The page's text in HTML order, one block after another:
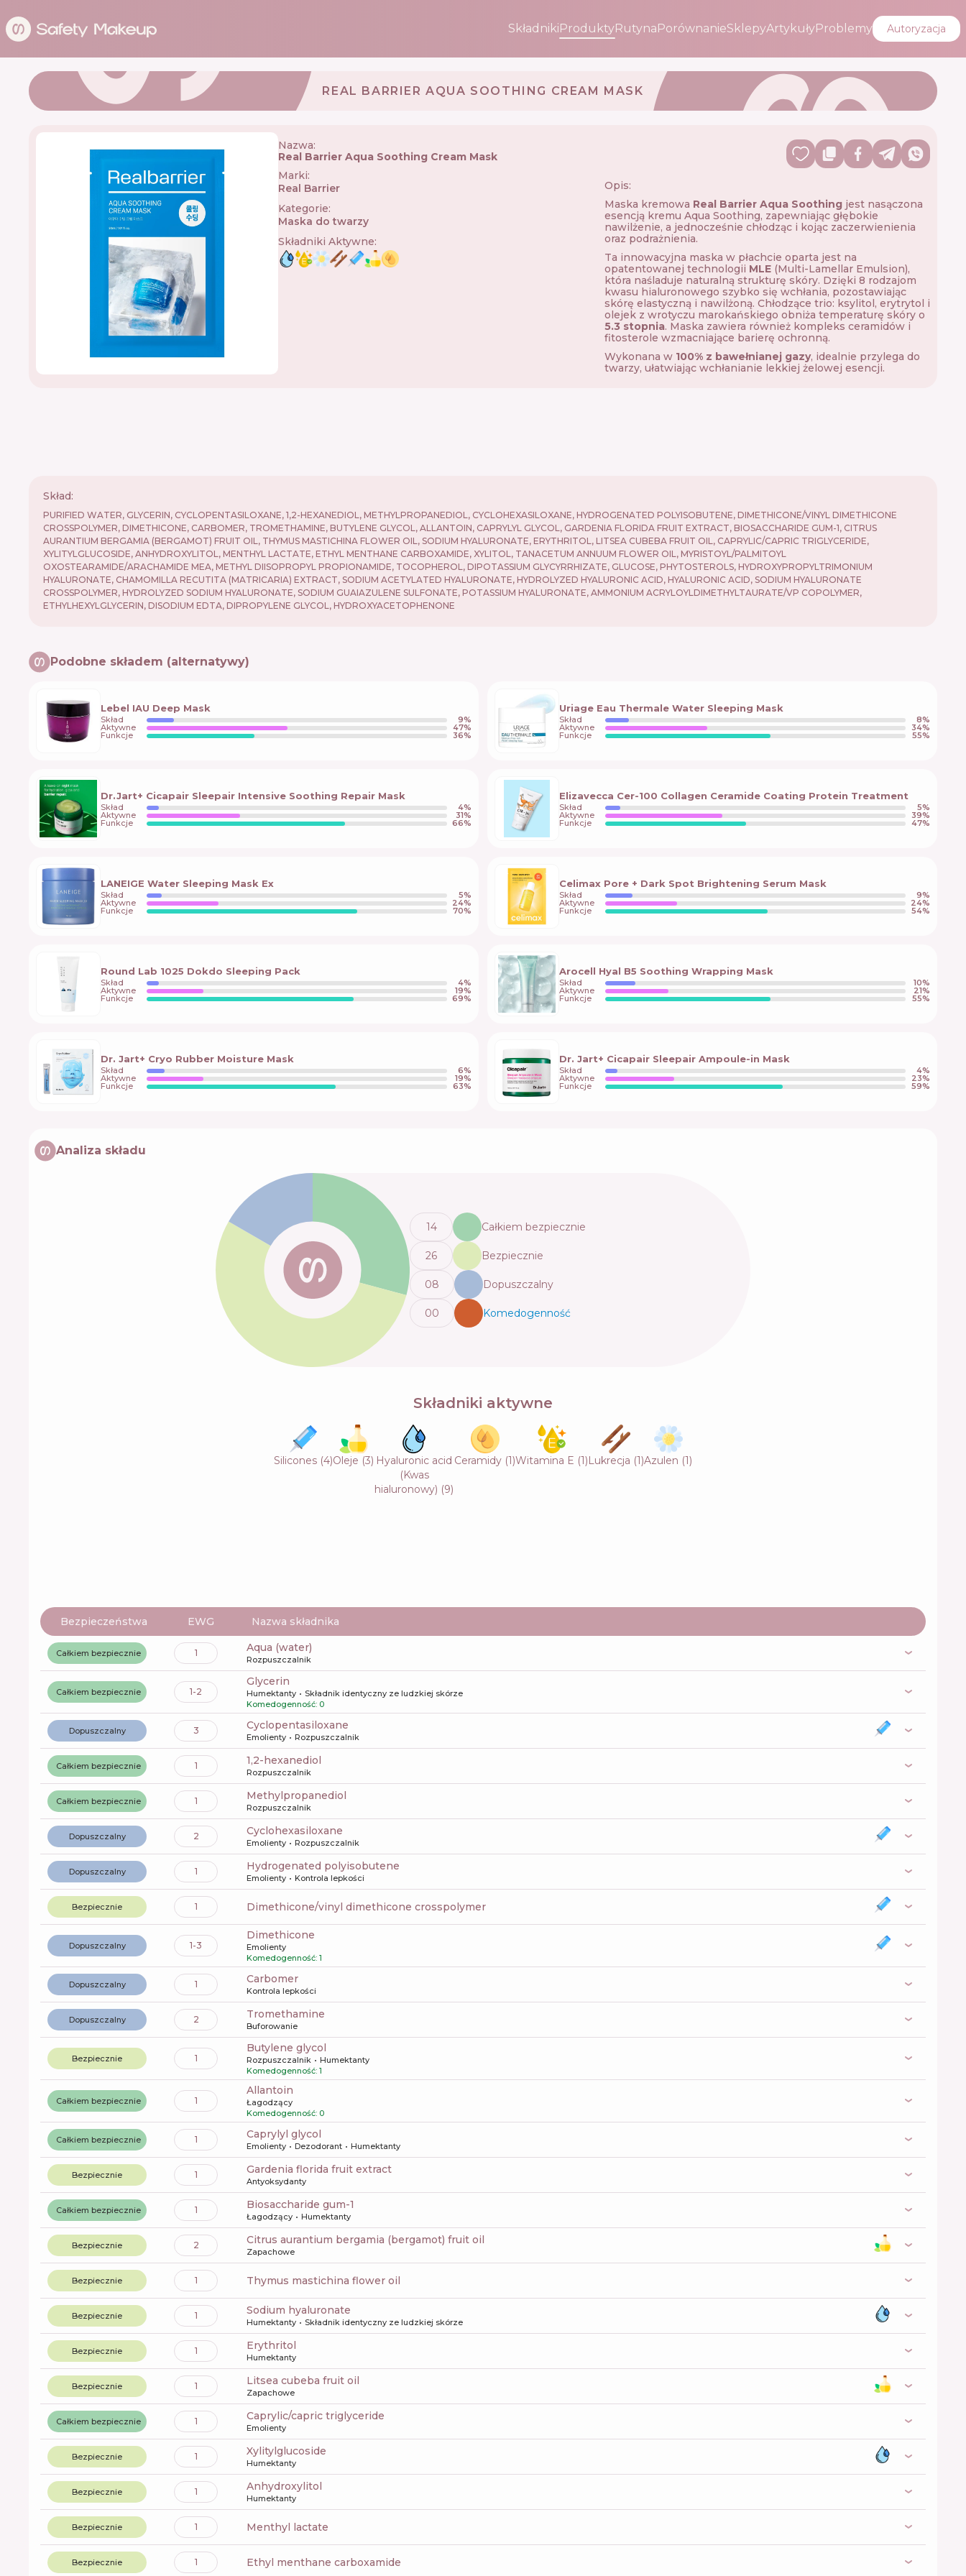
SkładnikiProduktyRutynaPorównanieSklepyArtykułyProblemy Autoryzacja
REAL BARRIER AQUA SOOTHING CREAM MASK
Nazwa:
Real Barrier Aqua Soothing Cream Mask
Marki:
Real Barrier
Kategorie:
Maska do twarzy
Składniki Aktywne:
Opis:
Maska kremowa Real Barrier Aqua Soothingjest nasączona
esencją kremu Aqua Soothing, zapewniając głębokie
nawilżenie, a jednocześnie chłodząc i kojąc zaczerwienienia
oraz podrażnienia.
Ta innowacyjna maska w płachcie oparta jest na
opatentowanej technologii MLE(Multi-Lamellar Emulsion),
która naśladuje naturalną strukturę skóry. Dzięki 8 rodzajom
kwasu hialuronowego szybko się wchłania, pozostawiając
skórę elastyczną i nawilżoną. Chłodzące trio: ksylitol, erytrytol i
olejek z wrotyczu marokańskiego obniża temperaturę skóry o
5.3 stopnia. Maska zawiera również kompleks ceramidów i
fitosterole wzmacniające barierę ochronną.
Wykonana w 100% z bawełnianej gazy, idealnie przylega do
twarzy, ułatwiając wchłanianie lekkiej żelowej esencji.
Skład:
PURIFIED WATER, GLYCERIN, CYCLOPENTASILOXANE, 1,2-HEXANEDIOL, METHYLPROPANEDIOL, CYCLOHEXASILOXANE, HYDROGENATED POLYISOBUTENE, DIMETHICONE/VINYL DIMETHICONE
CROSSPOLYMER, DIMETHICONE, CARBOMER, TROMETHAMINE, BUTYLENE GLYCOL, ALLANTOIN, CAPRYLYL GLYCOL, GARDENIA FLORIDA FRUIT EXTRACT, BIOSACCHARIDE GUM-1, CITRUS
AURANTIUM BERGAMIA (BERGAMOT) FRUIT OIL, THYMUS MASTICHINA FLOWER OIL, SODIUM HYALURONATE, ERYTHRITOL, LITSEA CUBEBA FRUIT OIL, CAPRYLIC/CAPRIC TRIGLYCERIDE,
XYLITYLGLUCOSIDE, ANHYDROXYLITOL, MENTHYL LACTATE, ETHYL MENTHANE CARBOXAMIDE, XYLITOL, TANACETUM ANNUUM FLOWER OIL, MYRISTOYL/PALMITOYL
OXOSTEARAMIDE/ARACHAMIDE MEA, METHYL DIISOPROPYL PROPIONAMIDE, TOCOPHEROL, DIPOTASSIUM GLYCYRRHIZATE, GLUCOSE, PHYTOSTEROLS, HYDROXYPROPYLTRIMONIUM
HYALURONATE, CHAMOMILLA RECUTITA (MATRICARIA) EXTRACT, SODIUM ACETYLATED HYALURONATE, HYDROLYZED HYALURONIC ACID, HYALURONIC ACID, SODIUM HYALURONATE
CROSSPOLYMER, HYDROLYZED SODIUM HYALURONATE, SODIUM GUAIAZULENE SULFONATE, POTASSIUM HYALURONATE, AMMONIUM ACRYLOYLDIMETHYLTAURATE/VP COPOLYMER,
ETHYLHEXYLGLYCERIN, DISODIUM EDTA, DIPROPYLENE GLYCOL, HYDROXYACETOPHENONE
Podobne składem (alternatywy)
Lebel IAU Deep Mask
Skład 9%
Aktywne 47%
Funkcje 36%
Uriage Eau Thermale Water Sleeping Mask
Skład 8%
Aktywne 34%
Funkcje 55%
Dr.Jart+ Cicapair Sleepair Intensive Soothing Repair Mask
Skład 4%
Aktywne 31%
Funkcje 66%
Elizavecca Cer-100 Collagen Ceramide Coating Protein Treatment
Skład 5%
Aktywne 39%
Funkcje 47%
LANEIGE Water Sleeping Mask Ex
Skład 5%
Aktywne 24%
Funkcje 70%
Celimax Pore + Dark Spot Brightening Serum Mask
Skład 9%
Aktywne 24%
Funkcje 54%
Round Lab 1025 Dokdo Sleeping Pack
Skład 4%
Aktywne 19%
Funkcje 69%
Arocell Hyal B5 Soothing Wrapping Mask
Skład 10%
Aktywne 21%
Funkcje 55%
Dr. Jart+ Cryo Rubber Moisture Mask
Skład 6%
Aktywne 19%
Funkcje 63%
Dr. Jart+ Cicapair Sleepair Ampoule-in Mask
Skład 4%
Aktywne 23%
Funkcje 59%
Analiza składu
14 Całkiem bezpiecznie
26 Bezpiecznie
08 Dopuszczalny
00 Komedogenność
Składniki aktywne
Silicones (4)Oleje (3) Hyaluronic acid
(Kwas
hialuronowy) (9)
Ceramidy (1)Witamina E (1)Lukrecja (1)Azulen (1)
Bezpieczeństwa EWG Nazwa składnika
Całkiem bezpiecznie 1 aqua (water)
Rozpuszczalnik
Całkiem bezpiecznie 1-2
glycerin
Humektanty
Składnik identyczny ze ludzkiej skórze
Komedogenność: 0
Dopuszczalny 3 cyclopentasiloxane
Emolienty Rozpuszczalnik
Całkiem bezpiecznie 1 1,2-hexanediol
Rozpuszczalnik
Całkiem bezpiecznie 1 methylpropanediol
Rozpuszczalnik
Dopuszczalny 2 cyclohexasiloxane
Emolienty Rozpuszczalnik
Dopuszczalny 1 hydrogenated polyisobutene
Emolienty Kontrola lepkości
Bezpiecznie 1 dimethicone/vinyl dimethicone crosspolymer
Dopuszczalny 1-3
dimethicone
Emolienty
Komedogenność: 1
Dopuszczalny 1 carbomer
Kontrola lepkości
Dopuszczalny 2 tromethamine
Buforowanie
Bezpiecznie 1
butylene glycol
Rozpuszczalnik
Humektanty
Komedogenność: 1
Całkiem bezpiecznie 1
allantoin
Łagodzący
Komedogenność: 0
Całkiem bezpiecznie 1 caprylyl glycol
Emolienty Dezodorant Humektanty
Bezpiecznie 1 gardenia florida fruit extract
Antyoksydanty
Całkiem bezpiecznie 1 biosaccharide gum-1
Łagodzący Humektanty
Bezpiecznie 2 citrus aurantium bergamia (bergamot) fruit oil
Zapachowe
Bezpiecznie 1 thymus mastichina flower oil
Bezpiecznie 1 sodium hyaluronate
Humektanty Składnik identyczny ze ludzkiej skórze
Bezpiecznie 1 erythritol
Humektanty
Bezpiecznie 1 litsea cubeba fruit oil
Zapachowe
Całkiem bezpiecznie 1 caprylic/capric triglyceride
Emolienty
Bezpiecznie 1 xylitylglucoside
Humektanty
Bezpiecznie 1 anhydroxylitol
Humektanty
Bezpiecznie 1 menthyl lactate
Bezpiecznie 1 ethyl menthane carboxamide